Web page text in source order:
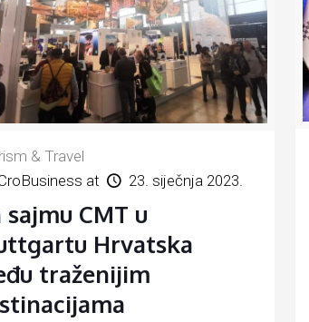
& Travel
at 23. siječnja 2023.
sajmu CMT u
Hrvatska
traženijim